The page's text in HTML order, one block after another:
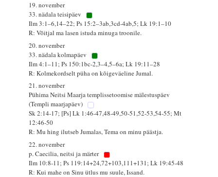
19. november
33. nädala teisipäev
Ilm 3:1–6,14–22; Ps 15:2–3ab,3cd-4ab,5; Lk 19:1–10
R: Võitjal ma lasen istuda minuga troonile.
20. november
33. nädala kolmapäev
Ilm 4:1–11; Ps 150:1bc-2,3–4,5–6a; Lk 19:11–28
R: Kolmekordselt püha on kõigeväeline Jumal.
21. november
Pühima Neitsi Maarja templissetoomise mälestuspäev
(Templi maarjapäev)
Sk 2:14-17; [Ps] Lk 1:46-47,48-49,50-51,52-53,54-55; Mt
12:46-50
R: Mu hing ilutseb Jumalas, Tema on minu päästja.
22. november
p. Caecilia, neitsi ja märter
Ilm 10:8-11; Ps 119:14+24,72+103,111+131; Lk 19:45-48
R: Kui mahe on Sinu ütlus mu suule, Issand.